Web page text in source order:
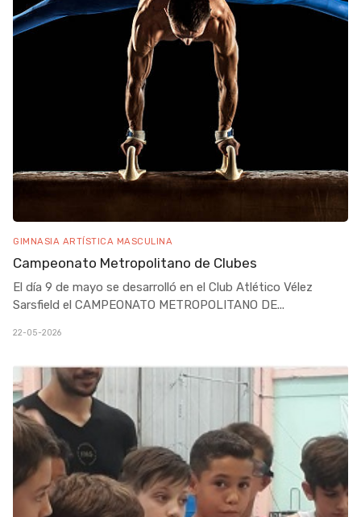
GIMNASIA ARTÍSTICA MASCULINA
Campeonato Metropolitano de Clubes
El día 9 de mayo se desarrolló en el Club Atlético Vélez
Sarsfield el CAMPEONATO METROPOLITANO DE...
22-05-2026